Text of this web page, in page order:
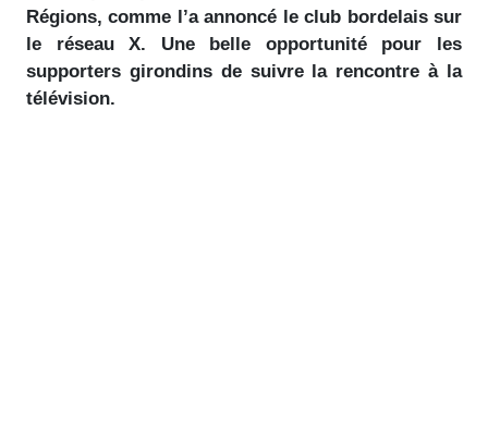
Régions, comme l’a annoncé le club bordelais sur
le réseau X. Une belle opportunité pour les
supporters girondins de suivre la rencontre à la
télévision.